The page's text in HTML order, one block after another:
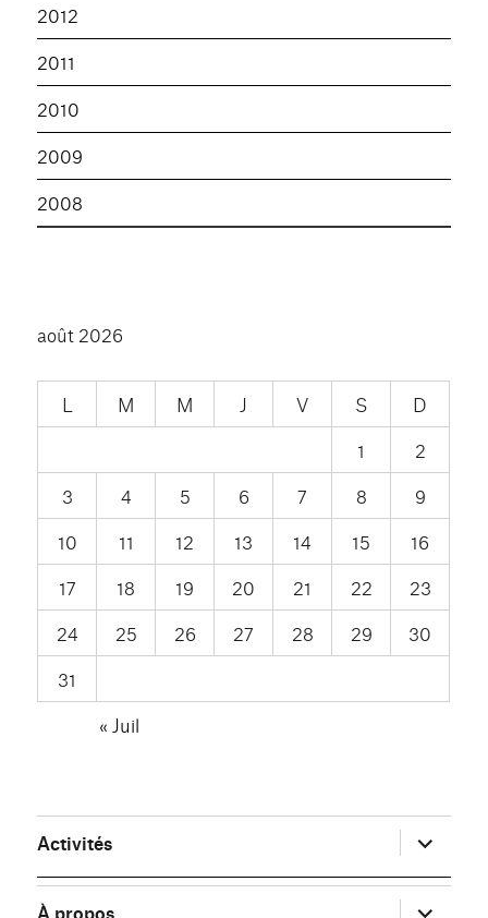
2012
2011
2010
2009
2008
août 2026
L M M J V S
D
1
2
3
4 5 6 7 8
9
10
11 12 13 14 15
16
17
18 19 20 21 22
23
24
25 26 27 28 29
30
31
« Juil
Activités ouvrir
le
sous-
menu
À propos
ouvrir